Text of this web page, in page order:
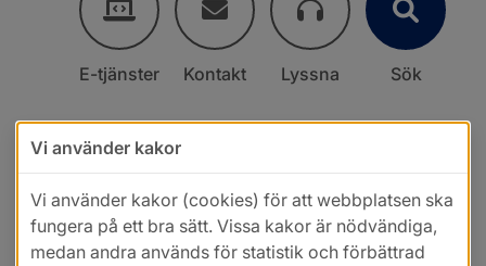
E-tjänster Kontakt Lyssna Sök
Vi använder kakor
Vi använder kakor (cookies) för att webbplatsen ska
fungera på ett bra sätt. Vissa kakor är nödvändiga,
medan andra används för statistik och förbättrad